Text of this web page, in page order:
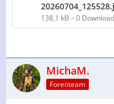
138,1 kB – 0
MichaM.
Forenteam